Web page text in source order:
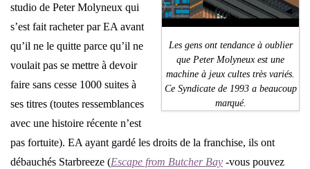
Les gens ont tendance à oublier
que Peter Molyneux est une
machine à jeux cultes très variés.
Ce Syndicate de 1993 a beaucoup
marqué.
studio de Peter Molyneux qui
s’est fait racheter par EA avant
qu’il ne le quitte parce qu’il ne
voulait pas se mettre à devoir
faire sans cesse 1000 suites à
ses titres (toutes ressemblances
avec une histoire récente n’est
pas fortuite). EA ayant gardé les droits de la franchise, ils ont
débauchés Starbreeze (Escape from Butcher Bay -vous pouvez